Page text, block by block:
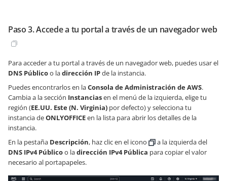
Paso 3. Accede a tu portal a través de un navegador web
Para acceder a tu portal a través de un navegador web, puedes usar el
DNS Públicoo ladirección IPde la instancia.
Puedes encontrarlos en laConsola de Administración de AWS.
Cambia a la sección Instanciasen el menú de la izquierda, elige tu
región (EE.UU. Este (N. Virginia) por defecto) y selecciona tu
instancia deONLYOFFICEen la lista para abrir los detalles de la
instancia.
En la pestaña Descripción, haz clic en el icono
a la izquierda del
DNS IPv4 Públicoo ladirección IPv4 Pública para copiar el valor
necesario al portapapeles.